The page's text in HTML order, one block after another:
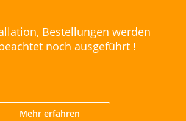
Bestellungen werden
noch ausgeführt !
Mehr erfahren